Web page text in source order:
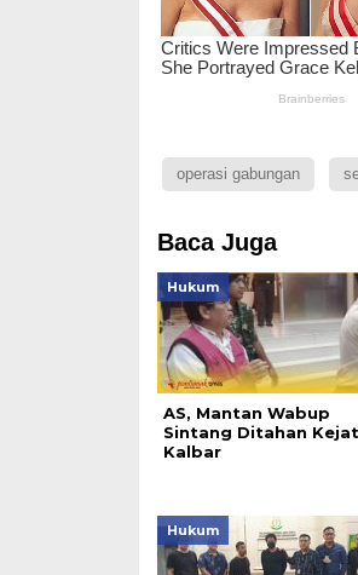
operasi gabungan
Baca Juga
Hukum
AS, Mantan Wabup
Sintang Ditahan
Kalbar
Hukum